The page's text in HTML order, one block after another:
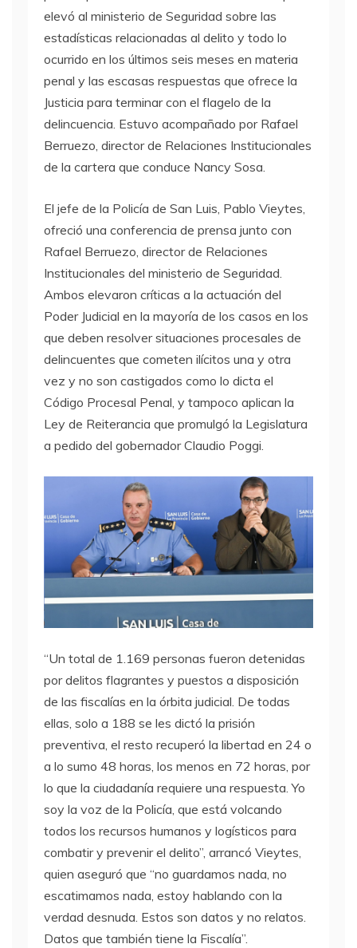
elevó al ministerio de Seguridad sobre las
estadísticas relacionadas al delito y todo lo
ocurrido en los últimos seis meses en materia
penal y las escasas respuestas que ofrece la
Justicia para terminar con el flagelo de la
delincuencia. Estuvo acompañado por Rafael
Berruezo, director de Relaciones Institucionales
de la cartera que conduce Nancy Sosa.
El jefe de la Policía de San Luis, Pablo Vieytes,
ofreció una conferencia de prensa junto con
Rafael Berruezo, director de Relaciones
Institucionales del ministerio de Seguridad.
Ambos elevaron críticas a la actuación del
Poder Judicial en la mayoría de los casos en los
que deben resolver situaciones procesales de
delincuentes que cometen ilícitos una y otra
vez y no son castigados como lo dicta el
Código Procesal Penal, y tampoco aplican la
Ley de Reiterancia que promulgó la Legislatura
a pedido del gobernador Claudio Poggi.
“Un total de 1.169 personas fueron detenidas
por delitos flagrantes y puestos a disposición
de las fiscalías en la órbita judicial. De todas
ellas, solo a 188 se les dictó la prisión
preventiva, el resto recuperó la libertad en 24 o
a lo sumo 48 horas, los menos en 72 horas, por
lo que la ciudadanía requiere una respuesta. Yo
soy la voz de la Policía, que está volcando
todos los recursos humanos y logísticos para
combatir y prevenir el delito”, arrancó Vieytes,
quien aseguró que “no guardamos nada, no
escatimamos nada, estoy hablando con la
verdad desnuda. Estos son datos y no relatos.
Datos que también tiene la Fiscalía”.